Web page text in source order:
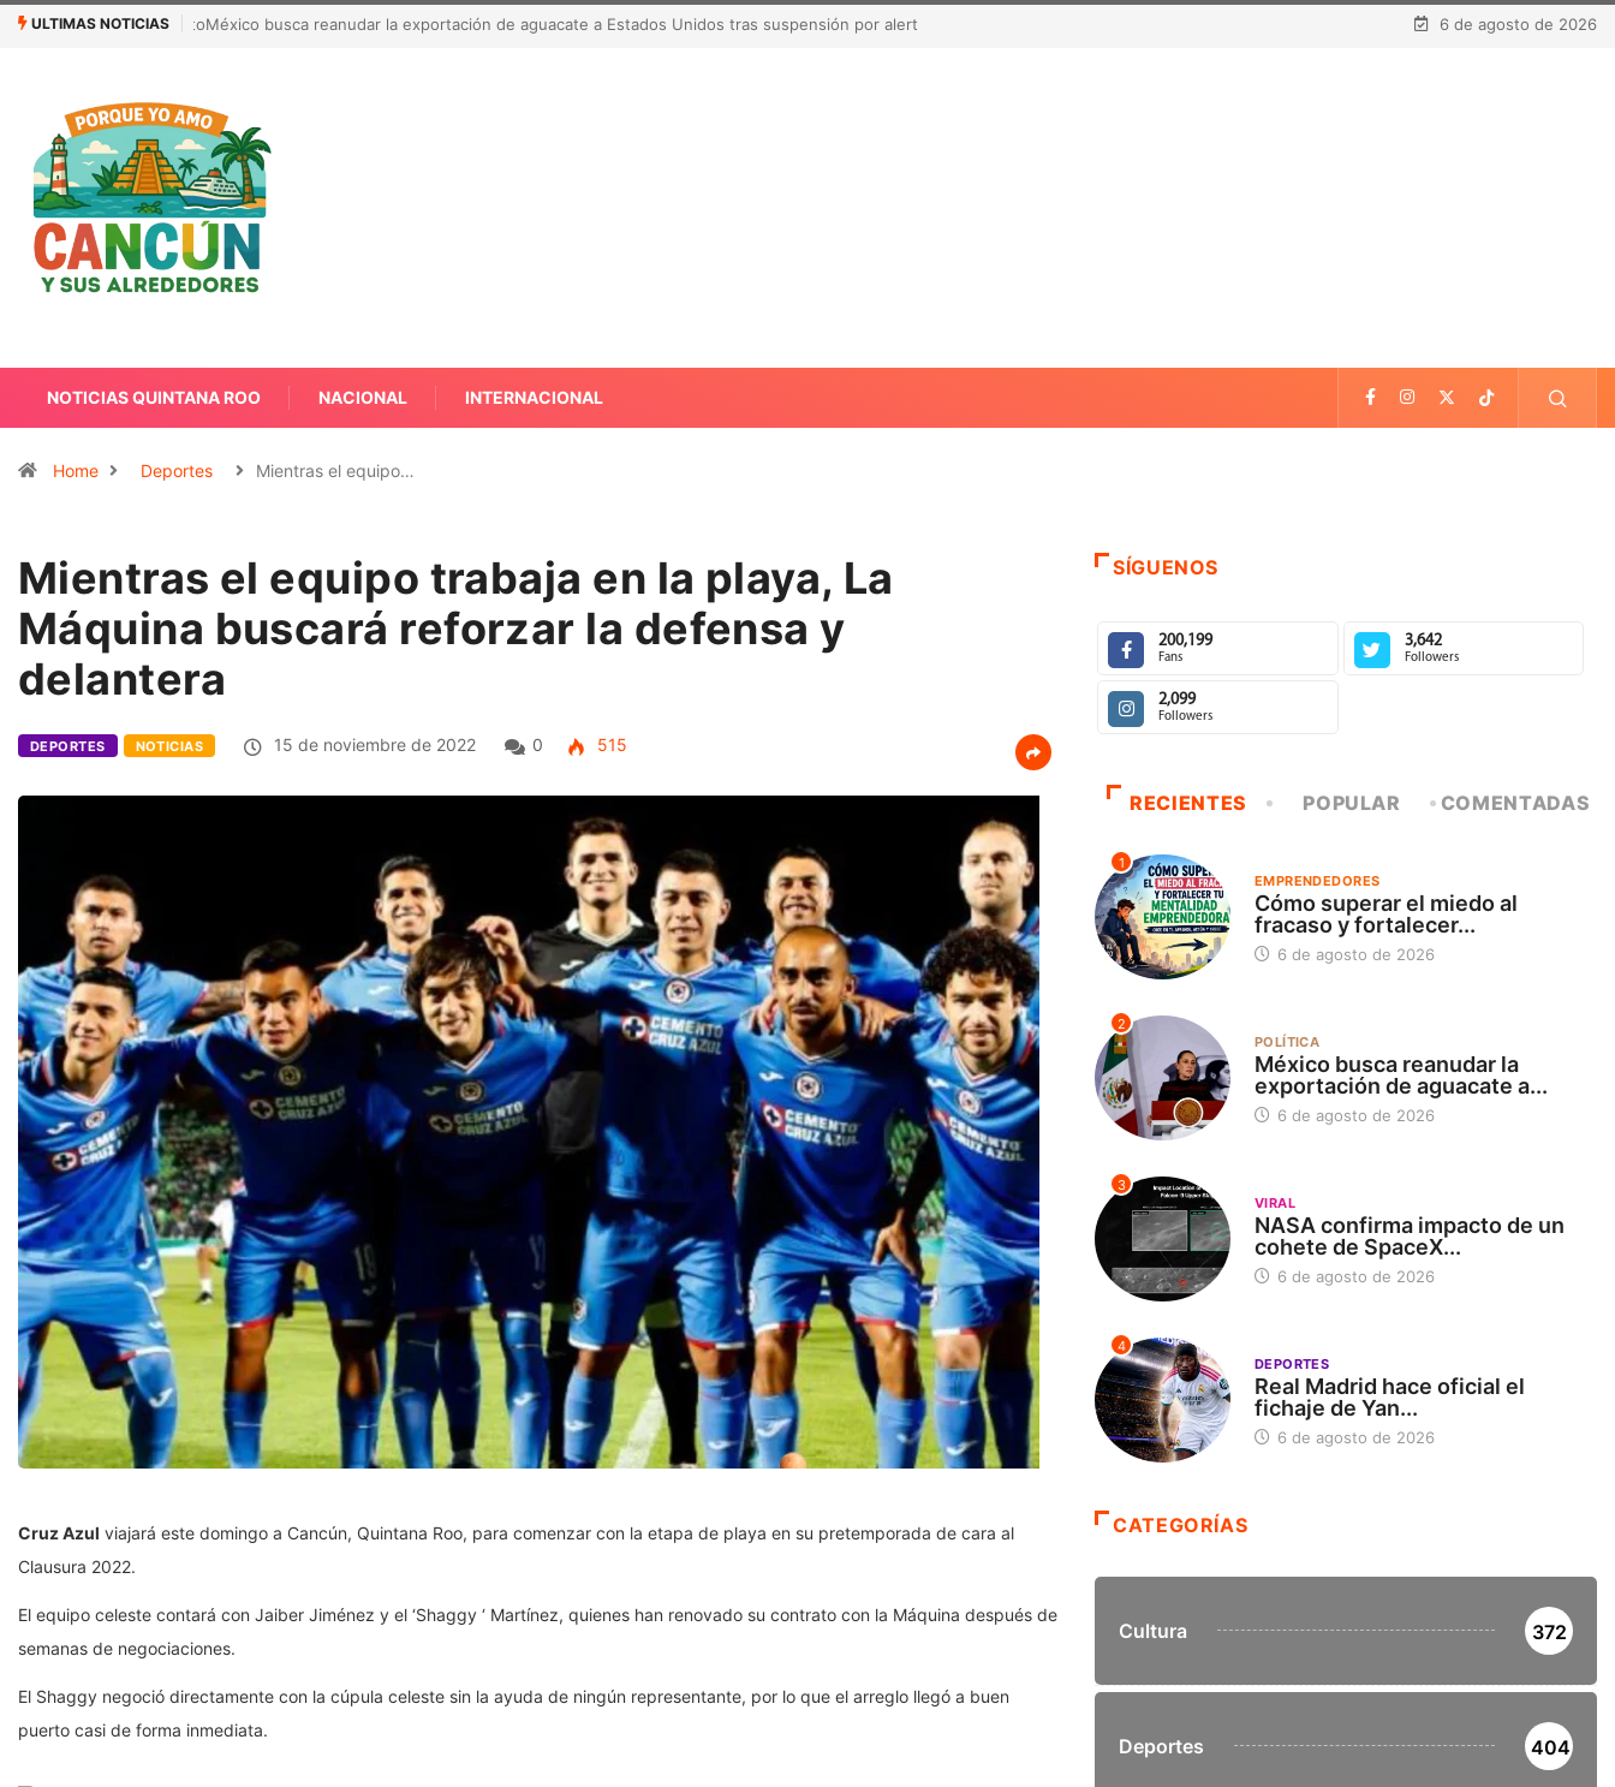
ULTIMAS NOTICIAS México busca reanudar la exportación de aguacate a Estados Unidos tras suspensión por alerta de seguridad 6 de agosto de 2026
NOTICIAS QUINTANA ROO NACIONAL INTERNACIONAL
Home Deportes Mientras el equipo…
Mientras el equipo trabaja en la playa, La
Máquina buscará reforzar la defensa y
delantera
DEPORTES NOTICIAS 15 de noviembre de 2022 0 515
Cruz Azul viajará este domingo a Cancún, Quintana Roo, para comenzar con la etapa de playa en su pretemporada de cara al
Clausura 2022.
El equipo celeste contará con Jaiber Jiménez y el ‘Shaggy ‘ Martínez, quienes han renovado su contrato con la Máquina después de
semanas de negociaciones.
El Shaggy negoció directamente con la cúpula celeste sin la ayuda de ningún representante, por lo que el arreglo llegó a buen
puerto casi de forma inmediata.
SÍGUENOS
200,199
Fans
3,642
Followers
2,099
Followers
RECIENTES POPULAR COMENTADAS
1
EMPRENDEDORES
Cómo superar el miedo al
fracaso y fortalecer...
6 de agosto de 2026
2
POLÍTICA
México busca reanudar la
exportación de aguacate a...
6 de agosto de 2026
3
VIRAL
NASA confirma impacto de un
cohete de SpaceX...
6 de agosto de 2026
4
DEPORTES
Real Madrid hace oficial el
fichaje de Yan...
6 de agosto de 2026
CATEGORÍAS
Cultura 372
Deportes 404